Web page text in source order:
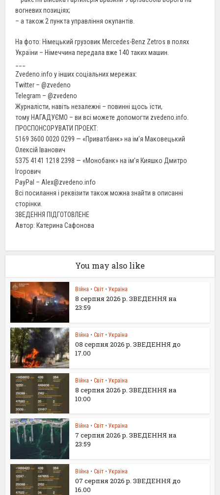
вогневих позиціях;
– а також 2 пункта управління окупантів.
На фото: Німецький грузовик Mercedes-Benz Zetros в полях
України – Німеччина передала вже 140 таких машин.
Zvedeno.info у інших соціальних мережах:
Twitter – @zvedeno
Telegram – @zvedeno
Журналісти, навіть незалежні – повинні щось їсти,
тому НАГАДУЄМО – ви всі можете допомогти zvedeno.info.
ПРОСПОНСОРУВАТИ ПРОЕКТ:
5169 3600 0020 0299 — «Приватбанк» на ім’я Маковецький
Олексій Іванович
5375 4141 1218 2398 — «Монобанк» на ім’я Кияшко Дмитро
Ігорович
PayPal – Alex@zvedeno.info
Всі посилання і реквізити також можна знайти в описанні
сторінки.
ЗВЕДЕННЯ ПІДГОТОВЛЕНЕ
Автор: Катерина Сафонова
You may also like
Війна • Світ • Україна
8 серпня 2026 р. ЗВЕДЕННЯ на
23:59
Війна • Світ • Україна
08 серпня 2026 р. ЗВЕДЕННЯ до
17.00
Війна • Світ • Україна
8 серпня 2026 р. ЗВЕДЕННЯ на
10:00
Війна • Світ • Україна
7 серпня 2026 р. ЗВЕДЕННЯ на
23:59
Війна • Світ • Україна
07 серпня 2026 р. ЗВЕДЕННЯ до
16.00